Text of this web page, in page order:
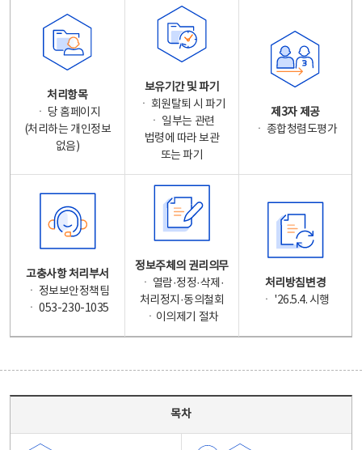
처리항목
ㆍ 당 홈페이지
(처리하는 개인정보
없음)
보유기간 및 파기
ㆍ 회원탈퇴 시 파기
ㆍ 일부는 관련
법령에 따라 보관
또는 파기
제3자 제공
ㆍ 종합청렴도평가
고충사항 처리부서
ㆍ 정보보안정책팀
ㆍ 053-230-1035
정보주체의 권리의무
ㆍ 열람·정정·삭제·
처리정지·동의철회
ㆍ이의제기 절차
처리방침변경
ㆍ '26.5.4. 시행
목차